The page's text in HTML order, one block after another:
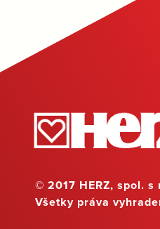
© 2017 HERZ, spol. s
Všetky práva